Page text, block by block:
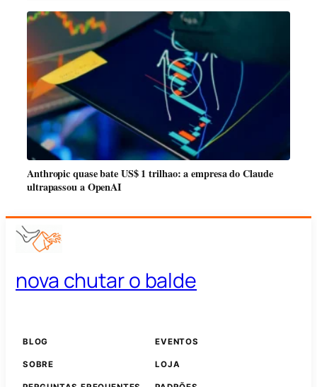
Anthropic quase bate US$ 1 trilhao: a empresa do Claude
ultrapassou a OpenAI
nova chutar o balde
BLOG
SOBRE
EVENTOS
LOJA